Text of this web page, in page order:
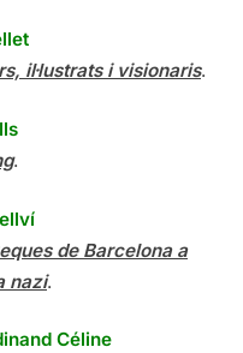
il·lustrats i visionaris.
.
de Barcelona a
nazi.
Céline